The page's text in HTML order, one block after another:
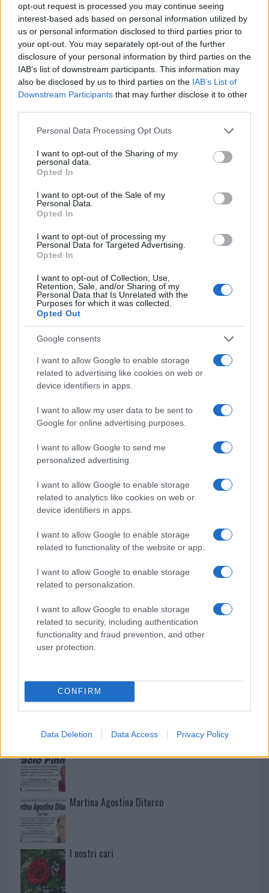
opt-out request is processed you may continue seeing
interest-based ads based on personal information utilized by
us or personal information disclosed to third parties prior to
your opt-out. You may separately opt-out of the further
disclosure of your personal information by third parties on the
IAB’s list of downstream participants. This information may
also be disclosed by us to third parties on the IAB’s List of
Downstream Participants that may further disclose it to other
Please note that this website/app uses one or more Google
not limited to your visit or usage behaviour. You may click to
grant or deny consent to Google and its third-party tags to
use your data for below specified purposes in below Google
consent section.
Personal Data Processing Opt Outs
I want to opt-out of the Sharing of my
personal data.
Opted In
I want to opt-out of the Sale of my
Personal Data.
Opted In
I want to opt-out of processing my
Personal Data for Targeted Advertising.
Opted In
I want to opt-out of Collection, Use,
Retention, Sale, and/or Sharing of my
Personal Data that Is Unrelated with the
Purposes for which it was collected.
Opted Out
Google consents
I want to allow Google to enable storage
related to advertising like cookies on web or
device identifiers in apps.
I want to allow my user data to be sent to
Google for online advertising purposes.
I want to allow Google to send me
personalized advertising.
I want to allow Google to enable storage
related to analytics like cookies on web or
device identifiers in apps.
I want to allow Google to enable storage
related to functionality of the website or app.
I want to allow Google to enable storage
related to personalization.
I want to allow Google to enable storage
related to security, including authentication
functionality and fraud prevention, and other
user protection.
CONFIRM
Data Deletion Data Access Privacy Policy
Condividi l'articolo
F
a
ce
b
o
k
T
w
it
te
r
Pi
n
te
re
st
W
h
at
s
A
p
S
h
a
re
Articolo precedente
Prossimo articolo
NOTIZIE RECENTI
Sangue, musica e solidarietà con Avis Olbia al
Delta Center
Meteo Olbia 9 agosto, temperature in calo
Salmo finisce in ospedale a Catania, ma il tour
va avanti: “Sicilia, ci sono”
Jovanotti, Gabry Ponte e Alfa: Olbia ombelico del
mondo per una notte
Giorgia Meloni a La Maddalena, la vicesindaco:
“Orgoglio e discrezione per visita privata̶…
Incendio nella notte a Olbia, a fuoco due furgoni
A fuoco un deposito con bombole, intervento dei
vigili del fuoco a Rudalza
Mario Malu
Martina Agostina Diturco
I nostri cari